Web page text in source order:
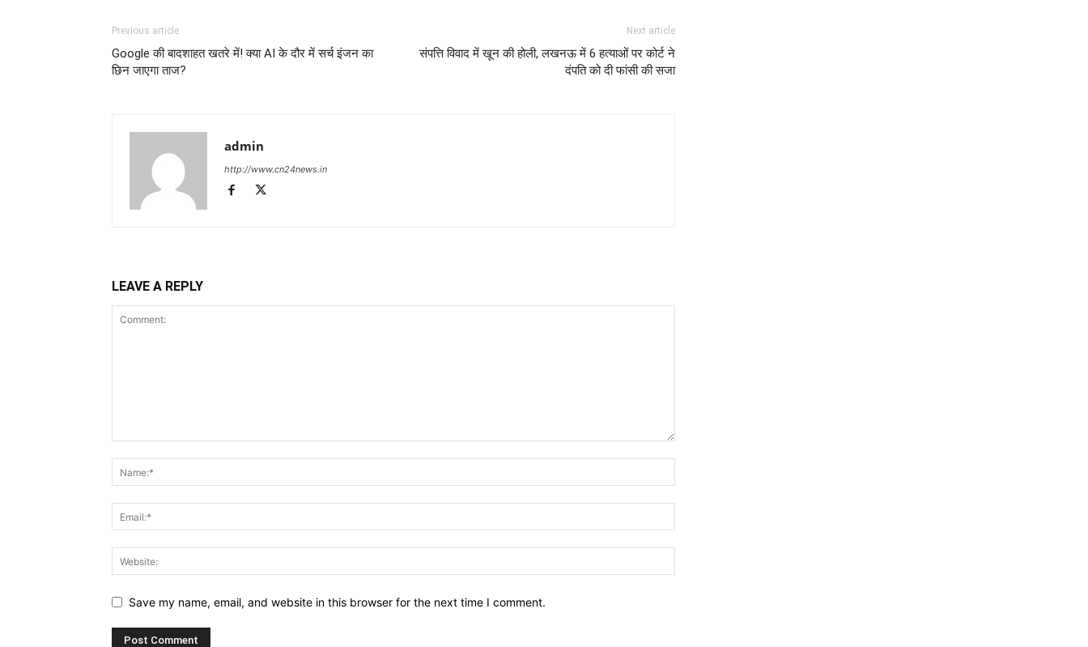
Previous article
Google की बादशाहत खतरे में! क्या AI के दौर में सर्च इंजन का
छिन जाएगा ताज?
Next article
संपत्ति विवाद में खून की होली, लखनऊ में 6 हत्याओं पर कोर्ट ने
दंपति को दी फांसी की सजा
admin
http://www.cn24news.in
LEAVE A REPLY
Save my name, email, and website in this browser for the next time I comment.